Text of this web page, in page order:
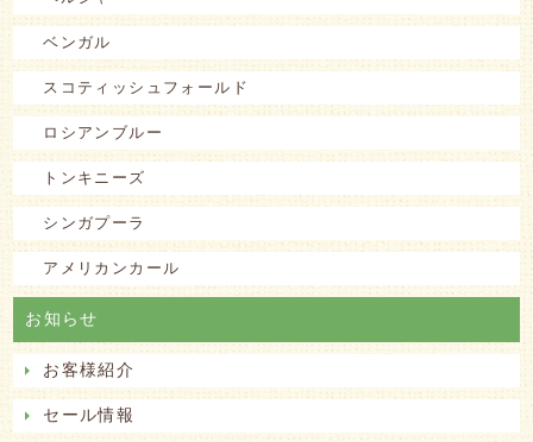
ベンガル
スコティッシュフォールド
ロシアンブルー
トンキニーズ
シンガプーラ
アメリカンカール
お知らせ
お客様紹介
セール情報